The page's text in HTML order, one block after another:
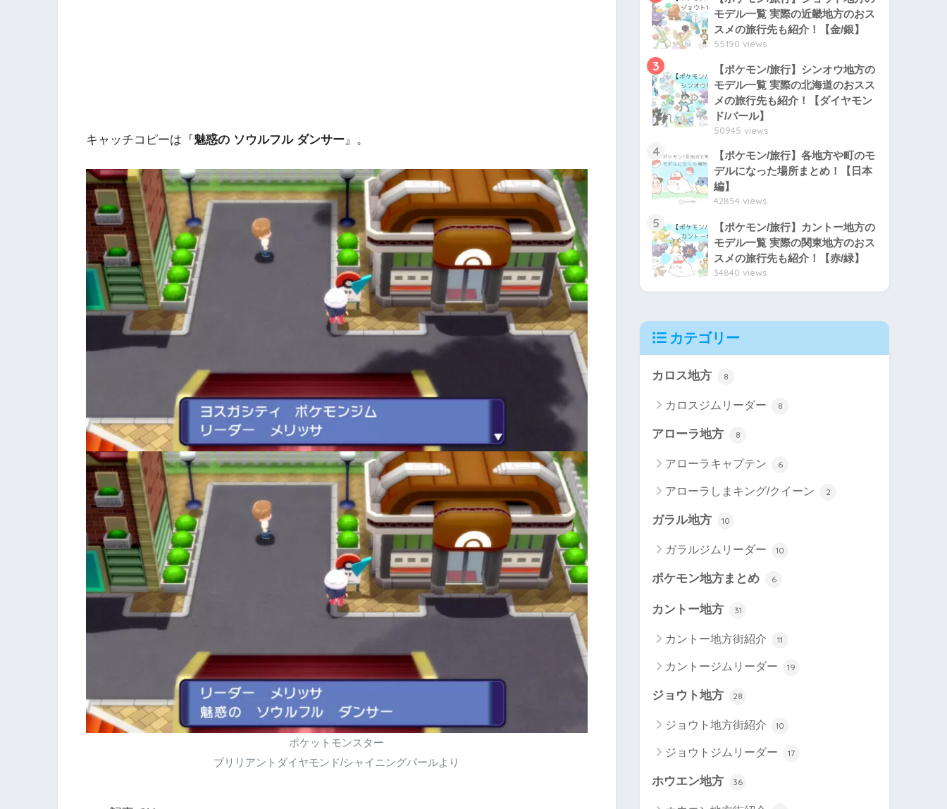
キャッチコピーは『魅惑の ソウルフル ダンサー』。
ポケットモンスター
ブリリアントダイヤモンド/シャイニングパールより
モデル一覧 実際の近畿地方のおス
スメの旅行先も紹介！【金/銀】
55190 views
3
【ポケモン/旅行】シンオウ地方の
モデル一覧 実際の北海道のおスス
メの旅行先も紹介！【ダイヤモン
ド/パール】
50945 views
4
【ポケモン/旅行】各地方や町のモ
デルになった場所まとめ！【日本
編】
42854 views
5
【ポケモン/旅行】カントー地方の
モデル一覧 実際の関東地方のおス
スメの旅行先も紹介！【赤/緑】
34840 views
カテゴリー
カロス地方 8
カロスジムリーダー 8
アローラ地方 8
アローラキャプテン 6
アローラしまキング/クイーン 2
ガラル地方 10
ガラルジムリーダー 10
ポケモン地方まとめ 6
カントー地方 31
カントー地方街紹介 11
カントージムリーダー 19
ジョウト地方 28
ジョウト地方街紹介 10
ジョウトジムリーダー 17
ホウエン地方 36